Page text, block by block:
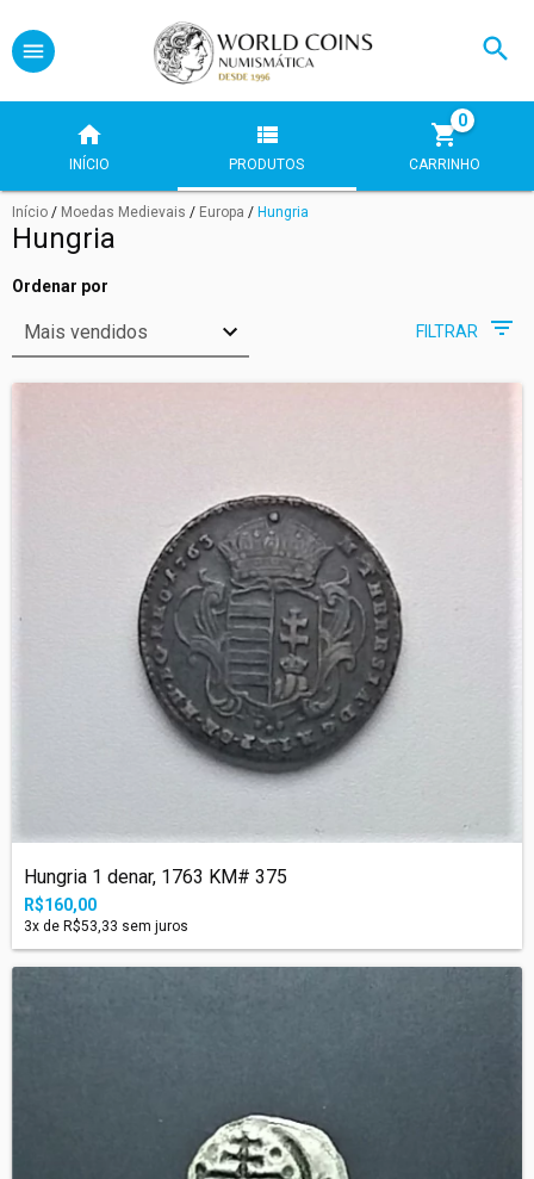
INÍCIO PRODUTOS CARRINHO
0
Início / Moedas Medievais / Europa / Hungria
Hungria
Ordenar por
FILTRAR
Hungria 1 denar, 1763 KM# 375
R$160,00
3x de R$53,33 sem juros